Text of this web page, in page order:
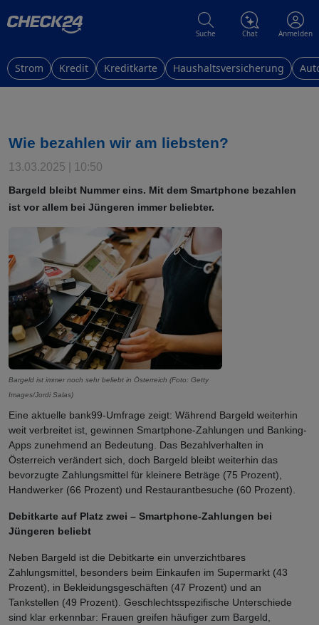
Suche Chat Anmelden
Strom Kredit Kreditkarte Haushaltsversicherung
Wie bezahlen wir am liebsten?
13.03.2025 | 10:50
Bargeld bleibt Nummer eins. Mit dem Smartphone bezahlen
ist vor allem bei Jüngeren immer beliebter.
Bargeld ist immer noch sehr beliebt in Österreich (Foto: Getty
Images/Jordi Salas)
Eine aktuelle bank99-Umfrage zeigt: Während Bargeld weiterhin
weit verbreitet ist, gewinnen Smartphone-Zahlungen und Banking-
Apps zunehmend an Bedeutung. Das Bezahlverhalten in
Österreich verändert sich, doch Bargeld bleibt weiterhin das
bevorzugte Zahlungsmittel für kleinere Beträge (75 Prozent),
Handwerker (66 Prozent) und Restaurantbesuche (60 Prozent).
Debitkarte auf Platz zwei – Smartphone-Zahlungen bei
Jüngeren beliebt
Neben Bargeld ist die Debitkarte ein unverzichtbares
Zahlungsmittel, besonders beim Einkaufen im Supermarkt (43
Prozent), in Bekleidungsgeschäften (47 Prozent) und an
Tankstellen (49 Prozent). Geschlechtsspezifische Unterschiede
sind klar erkennbar: Frauen greifen häufiger zum Bargeld,